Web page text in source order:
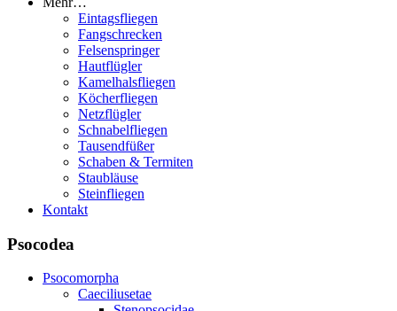
Eintagsfliegen
Fangschrecken
Felsenspringer
Hautflügler
Kamelhalsfliegen
Köcherfliegen
Netzflügler
Schnabelfliegen
Tausendfüßer
Schaben & Termiten
Staubläuse
Steinfliegen
Kontakt
Psocodea
Psocomorpha
Caeciliusetae